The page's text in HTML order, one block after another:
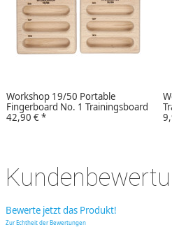
Workshop 19/50 Portable
Fingerboard No. 1 Trainingsboard
42,90 €*
Bewerte jetzt das Produkt!
Zur Echtheit der Bewertungen